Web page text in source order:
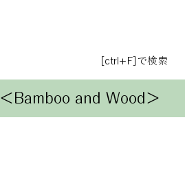
[ctrl+F]で検索
＜Bamboo and Wood＞